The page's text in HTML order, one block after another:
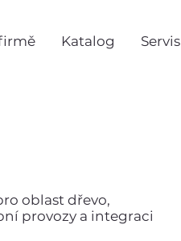
Katalog Servis
oblast dřevo,
provozy a integraci